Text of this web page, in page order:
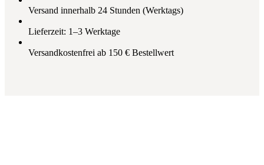
Versand innerhalb 24 Stunden (Werktags)
Lieferzeit: 1–3 Werktage
Versandkostenfrei ab 150 € Bestellwert